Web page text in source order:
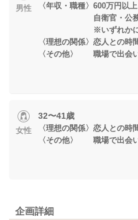
男性
〈年収・職種〉600万円以
自衛官・公務員
※いずれかに当
〈理想の関係〉恋人との時
〈その他〉 職場で出会
女性
32〜41歳
〈理想の関係〉恋人との時
〈その他〉 職場で出会
企画詳細